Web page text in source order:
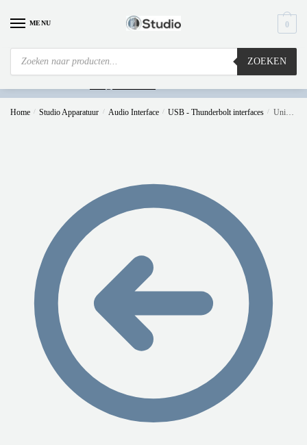
MENU
ZOEKEN
0
Home / Studio Apparatuur / Audio Interface / USB - Thunderbolt interfaces / Universal Audio Apollo Twin X Quad Gen2 Studio+